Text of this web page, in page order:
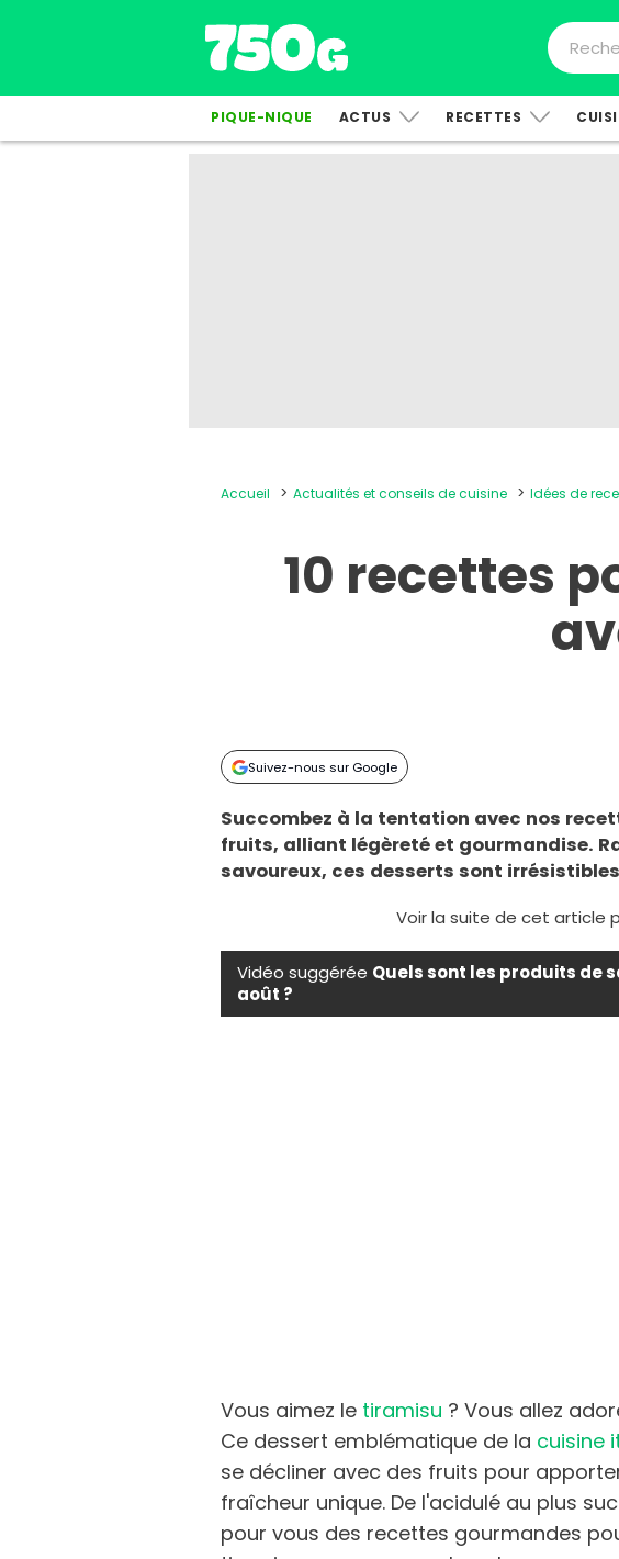
PIQUE-NIQUE ACTUS RECETTES
Accueil Actualités et conseils de cuisine Idées de
10 recettes
Suivez-nous sur Google
Succombez à la tentation avec nos
fruits, alliant légèreté et gourmandise.
savoureux, ces desserts sont
Voir la suite de cet article
Vidéo suggérée Quels sont les produits de
août ?
Vous aimez le tiramisu ? Vous allez
Ce dessert emblématique de la cuisine
se décliner avec des fruits pour
fraîcheur unique. De l'acidulé au plus
pour vous des recettes gourmandes